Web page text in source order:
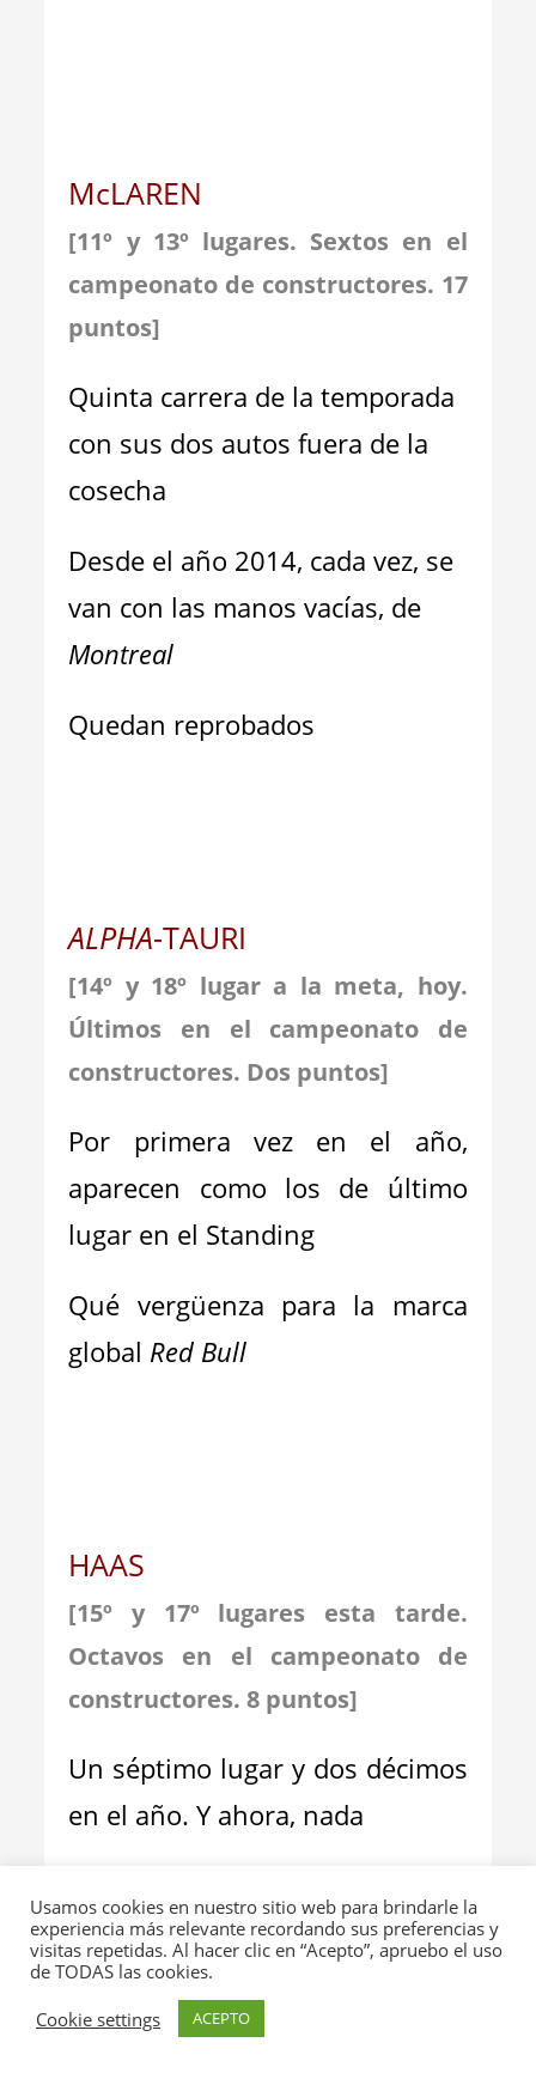
McLAREN
[11º y 13º lugares. Sextos en el
campeonato de constructores. 17
puntos]
Quinta carrera de la temporada
con sus dos autos fuera de la
cosecha
Desde el año 2014, cada vez, se
van con las manos vacías, de
Montreal
Quedan reprobados
ALPHA-TAURI
[14º y 18º lugar a la meta, hoy.
Últimos en el campeonato de
constructores. Dos puntos]
Por primera vez en el año,
aparecen como los de último
lugar en el Standing
Qué vergüenza para la marca
global Red Bull
HAAS
[15º y 17º lugares esta tarde.
Octavos en el campeonato de
constructores. 8 puntos]
Un séptimo lugar y dos décimos
en el año. Y ahora, nada
con algo muy prometedor
¡A Mil Por
Usamos cookies en nuestro sitio web para brindarle la
experiencia más relevante recordando sus preferencias y
visitas repetidas. Al hacer clic en “Acepto”, apruebo el uso
de TODAS las cookies.
Cookie settings
ACEPTO